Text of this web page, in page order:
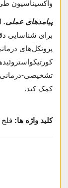
واکسیناسیون
پیامدهای عملی.
برای شناسایی
کمک کند.
کلید واژه ها: